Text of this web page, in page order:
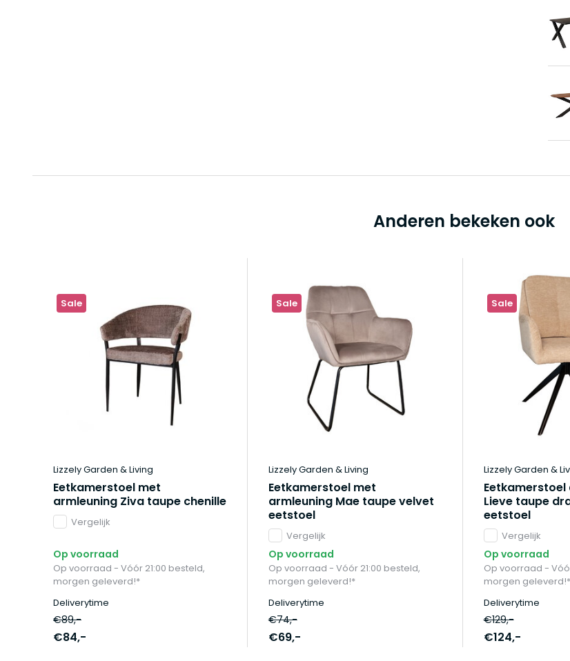
Anderen bekeken ook
Sale
Lizzely Garden & Living
Eetkamerstoel met
armleuning Ziva taupe chenille
Vergelijk
Op voorraad
Op voorraad - Vóór 21:00 besteld,
morgen geleverd!*
Deliverytime
€89,-
€84,-
Sale
Lizzely Garden & Living
Eetkamerstoel met
armleuning Mae taupe velvet
eetstoel
Vergelijk
Op voorraad
Op voorraad - Vóór 21:00 besteld,
morgen geleverd!*
Deliverytime
€74,-
€69,-
Sale
Lizzely Garden &
Lieve taupe
eetstoel
Vergelijk
Op voorraad
Op voorraad -
morgen geleverd!*
Deliverytime
€129,-
€124,-